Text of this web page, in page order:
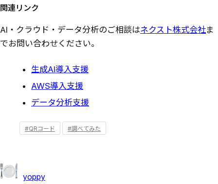
関連リンク
AI・クラウド・データ分析のご相談はネクスト株式会社ま
でお問い合わせください。
生成AI導入支援
AWS導入支援
データ分析支援
#QRコード #調べてみた
yoppy